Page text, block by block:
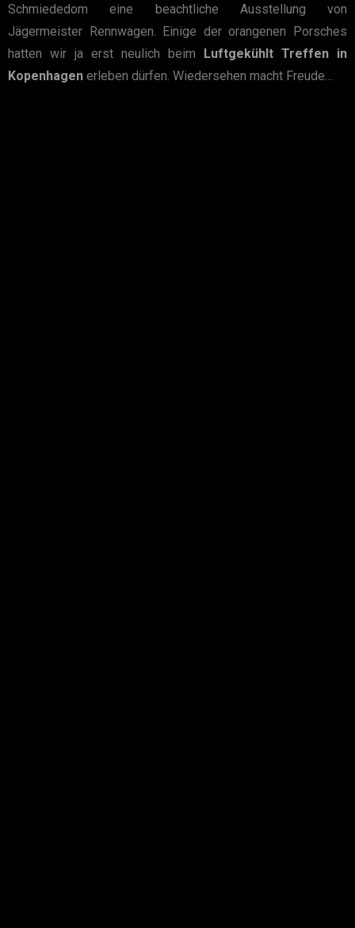
Schmiededom eine beachtliche Ausstellung von
Jägermeister Rennwagen. Einige der orangenen Porsches
hatten wir ja erst neulich beim Luftgekühlt Treffen in
Kopenhagen erleben dürfen. Wiedersehen macht Freude…